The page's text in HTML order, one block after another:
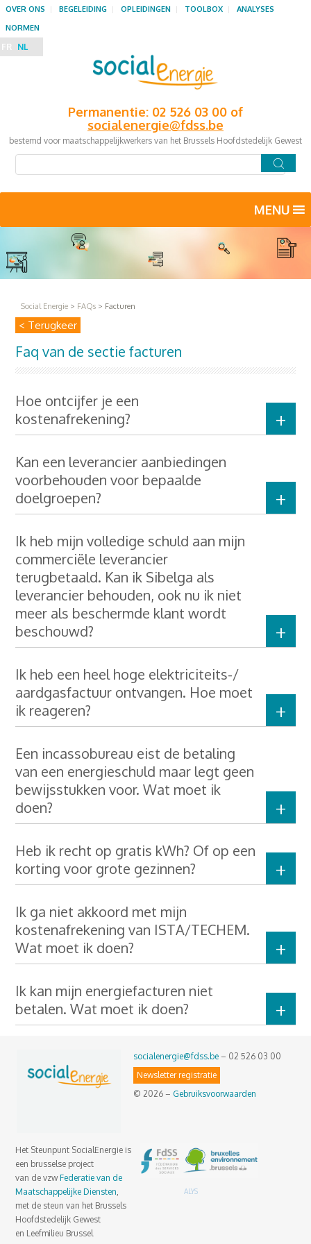
Permanentie: 02 526 03 00 of
socialenergie@fdss.be
bestemd voor maatschappelijkwerkers van het Brussels Hoofdstedelijk Gewest
OVER ONS BEGELEIDING OPLEIDINGEN TOOLBOX
ANALYSES
NORMEN
FR NL
MENU
Social Energie > FAQs > Facturen
< Terugkeer
Faq van de sectie facturen
Hoe ontcijfer je een
kostenafrekening?
Kan een leverancier aanbiedingen
voorbehouden voor bepaalde
doelgroepen?
Ik heb mijn volledige schuld aan mijn
commerciële leverancier
terugbetaald. Kan ik Sibelga als
leverancier behouden, ook nu ik niet
meer als beschermde klant wordt
beschouwd?
Ik heb een heel hoge elektriciteits-/
aardgasfactuur ontvangen. Hoe moet
ik reageren?
Een incassobureau eist de betaling
van een energieschuld maar legt geen
bewijsstukken voor. Wat moet ik
doen?
Heb ik recht op gratis kWh? Of op een
korting voor grote gezinnen?
Ik ga niet akkoord met mijn
kostenafrekening van ISTA/TECHEM.
Wat moet ik doen?
Ik kan mijn energiefacturen niet
betalen. Wat moet ik doen?
socialenergie@fdss.be – 02 526 03 00
Newsletter registratie
© 2026 – Gebruiksvoorwaarden
Het Steunpunt SocialEnergie is
een brusselse project
van de vzwFederatie van de
Maatschappelijke Diensten
met de steun van het Brussels
Hoofdstedelijk Gewest
en Leefmilieu Brussel
ALYS